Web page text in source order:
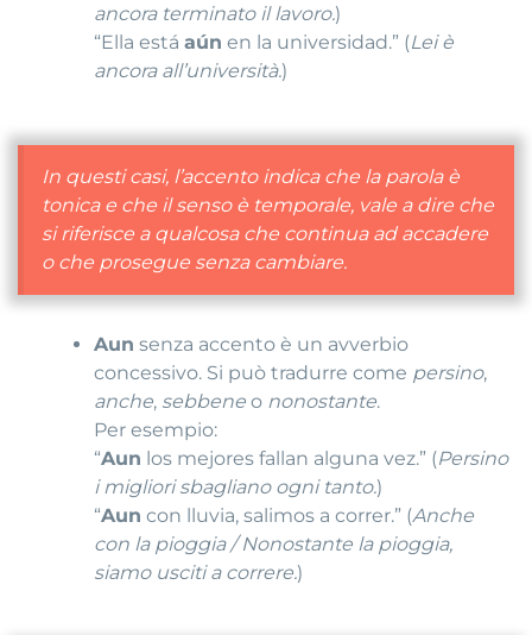
ancora terminato il lavoro.)
“Ella estáaún en la universidad.” (Lei è
ancora all’università.)
In questi casi, l’accento indica che la parola è
tonica e che il senso è temporale, vale a dire che
si riferisce a qualcosa che continua ad accadere
o che prosegue senza cambiare.
Aun senza accento è un avverbio
concessivo. Si può tradurre come persino,
anche, sebbene o nonostante.
Per esempio:
“Aun los mejores fallan alguna vez.” (Persino
i migliori sbagliano ogni tanto.)
“Aun con lluvia, salimos a correr.” (Anche
con la pioggia / Nonostante la pioggia,
siamo usciti a correre.)